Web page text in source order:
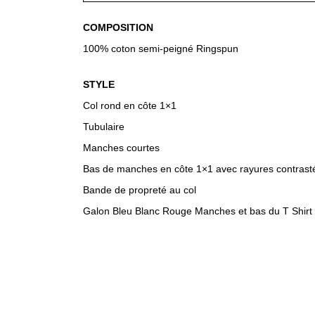
COMPOSITION
100% coton semi-peigné Ringspun
STYLE
Col rond en côte 1×1
Tubulaire
Manches courtes
Bas de manches en côte 1×1 avec rayures
Bande de propreté au col
Galon Bleu Blanc Rouge Manches et bas du T Shirt